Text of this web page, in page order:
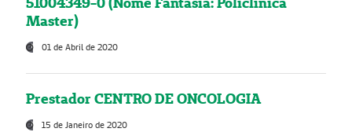
Master)
01 de Abril de 2020
Prestador CENTRO DE ONCOLOGIA
15 de Janeiro de 2020